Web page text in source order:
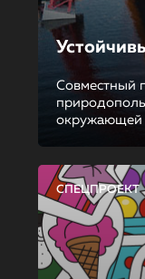
Совместный
окружающей
СПЕЦПРОЕКТ